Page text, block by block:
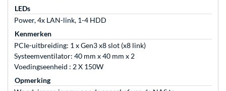
LEDs
Power, 4x LAN-link, 1-4 HDD
Kenmerken
PCIe-uitbreiding: 1 x Gen3 x8 slot (x8 link)
Systeemventilator: 40 mm x 40 mm x 2
Voedingseenheid : 2 X 150W
Opmerking